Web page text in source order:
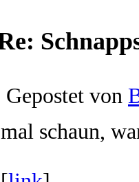
Gepostet von
mal schaun,